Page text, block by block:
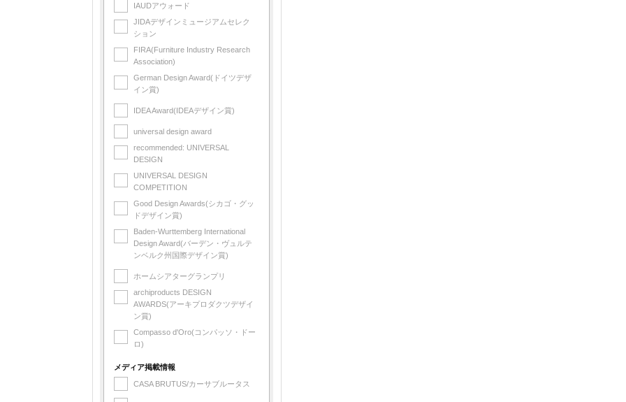
台湾製
IAUDアウォード
JIDAデザインミュージアムセレク
ション
FIRA(Furniture Industry Research
Association)
German Design Award(ドイツデザ
イン賞)
IDEA Award(IDEAデザイン賞)
universal design award
recommended: UNIVERSAL
DESIGN
UNIVERSAL DESIGN
COMPETITION
Good Design Awards(シカゴ・グッ
ドデザイン賞)
Baden-Wurttemberg International
Design Award(バーデン・ヴュルテ
ンベルク州国際デザイン賞)
ホームシアターグランプリ
archiproducts DESIGN
AWARDS(アーキプロダクツデザイ
ン賞)
Compasso d'Oro(コンパッソ・ドー
ロ)
メディア掲載情報
CASA BRUTUS/カーサブルータス